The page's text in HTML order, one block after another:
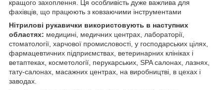
кращого захоплення. Ця особливість дуже важлива для
фахівців, що працюють з ковзаючими інструментами
Нітрилові рукавички використовують в наступних
областях: медицині, медичних центрах, лабораторії,
стоматології, харчової промисловості, у господарських цілях,
фармацевтичних підприємствах, ветеринарних клініках і
ветаптеках, косметології, перукарських, SPA салонах, лазнях,
тату-салонах, масажних центрах, на виробництві, в цехах і
заводах.